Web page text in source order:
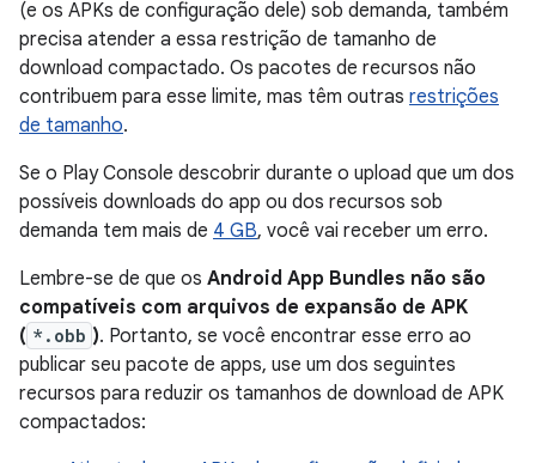
(e os APKs de configuração dele) sob demanda, também
precisa atender a essa restrição de tamanho de
download compactado. Os pacotes de recursos não
contribuem para esse limite, mas têm outras restrições
de tamanho.
Se o Play Console descobrir durante o upload que um dos
possíveis downloads do app ou dos recursos sob
demanda tem mais de 4 GB, você vai receber um erro.
Lembre-se de que os Android App Bundles não são
compatíveis com arquivos de expansão de APK
( *.obb ). Portanto, se você encontrar esse erro ao
publicar seu pacote de apps, use um dos seguintes
recursos para reduzir os tamanhos de download de APK
compactados: